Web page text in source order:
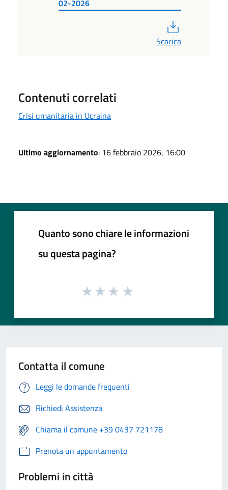
02-2026
Scarica
Contenuti correlati
Crisi umanitaria in Ucraina
Ultimo aggiornamento: 16 febbraio 2026, 16:00
Quanto sono chiare le informazioni
su questa pagina?
Contatta il comune
Leggi le domande frequenti
Richiedi Assistenza
Chiama il comune +39 0437 721178
Prenota un appuntamento
Problemi in città